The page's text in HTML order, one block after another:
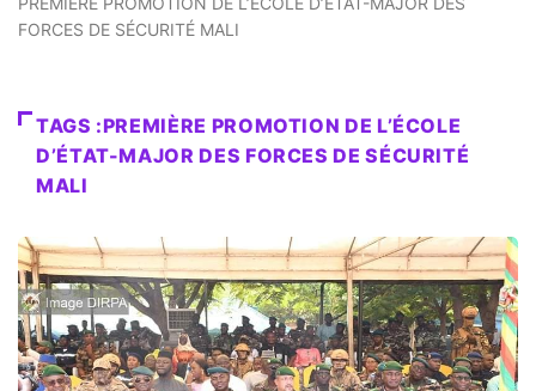
FORCES DE SÉCURITÉ MALI
TAGS :PREMIÈRE PROMOTION DE L’ÉCOLE
D’ÉTAT-MAJOR DES FORCES DE SÉCURITÉ
MALI